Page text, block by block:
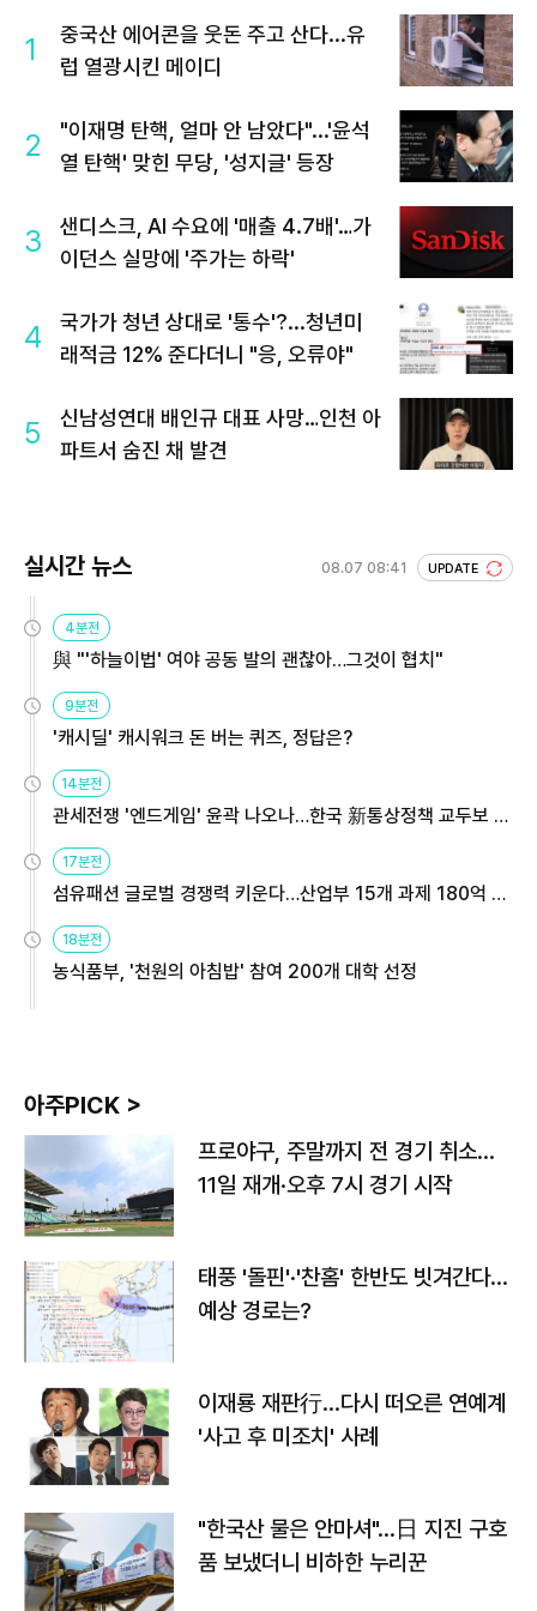
1
중국산 에어콘을 웃돈 주고 산다...유
럽 열광시킨 메이디
2
"이재명 탄핵, 얼마 안 남았다"...'윤석
열 탄핵' 맞힌 무당, '성지글' 등장
3
샌디스크, AI 수요에 '매출 4.7배'…가
이던스 실망에 '주가는 하락'
4
국가가 청년 상대로 '통수'?...청년미
래적금 12% 준다더니 "응, 오류야"
5
신남성연대 배인규 대표 사망…인천 아
파트서 숨진 채 발견
실시간 뉴스 08.07 08:41 UPDATE
4분전
與 "'하늘이법' 여야 공동 발의 괜찮아…그것이 협치"
9분전
'캐시딜' 캐시워크 돈 버는 퀴즈, 정답은?
14분전
관세전쟁 '엔드게임' 윤곽 나오나…한국 新통상정책 교두보 활
17분전
섬유패션 글로벌 경쟁력 키운다…산업부 15개 과제 180억 지
18분전
농식품부, '천원의 아침밥' 참여 200개 대학 선정
아주PICK >
프로야구, 주말까지 전 경기 취소…
11일 재개·오후 7시 경기 시작
태풍 '돌핀'·'찬홈' 한반도 빗겨간다…
예상 경로는?
이재룡 재판行…다시 떠오른 연예계
'사고 후 미조치' 사례
"한국산 물은 안마셔"…日 지진 구호
품 보냈더니 비하한 누리꾼